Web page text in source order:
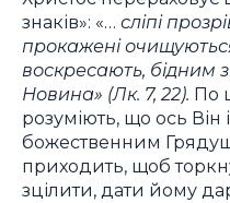
знаків»: «… сліпі
прокажені
воскресають, бідним
Новина» (Лк. 7, 22). По
розуміють, що ось Він
божественним
приходить, щоб
зцілити, дати йому